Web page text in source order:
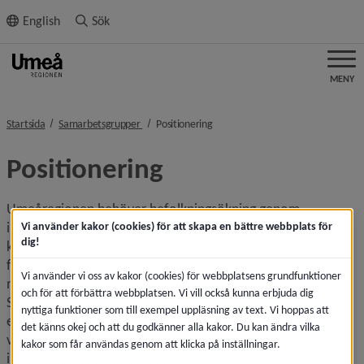
innehållet
English Sök
MENY
Startsida Samarbetsgrupper nivå i brödsmulenavigeringen
Positioneringnivå i brödsmulenavigeringen
Positionering
Umeåregionen behöver befolkningsökning genom
inflyttning. Vi måste attrahera nya människor för att klara
kompetensförsörjningen. Umeåregionen ska vara attraktiv
för företag och medborgare. Vi behöver öka kännedomen
nationellt och internationellt genom koordinerade insatser.
Stimulanser för inflyttning bör handla om breda
erbjudanden till enskilda individer som dessutom behöver
vara mycket konkreta och stödjas av marknadsföring och
information. Umeåregionen ska utveckla
Vi använder kakor (cookies) för att skapa en bättre webbplats för
dig!
Vi använder vi oss av kakor (cookies) för webbplatsens grundfunktioner
och för att förbättra webbplatsen. Vi vill också kunna erbjuda dig
nyttiga funktioner som till exempel uppläsning av text. Vi hoppas att
det känns okej och att du godkänner alla kakor. Du kan ändra vilka
kakor som får användas genom att klicka på inställningar.